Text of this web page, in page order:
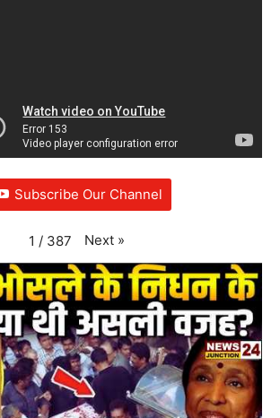
Subscribe Our Channel
1 / 387 Next »